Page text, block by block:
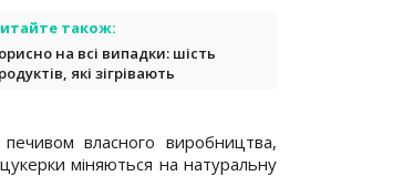
також:
на всі випадки: шість
які зігрівають
власного виробництва,
міняються на натуральну